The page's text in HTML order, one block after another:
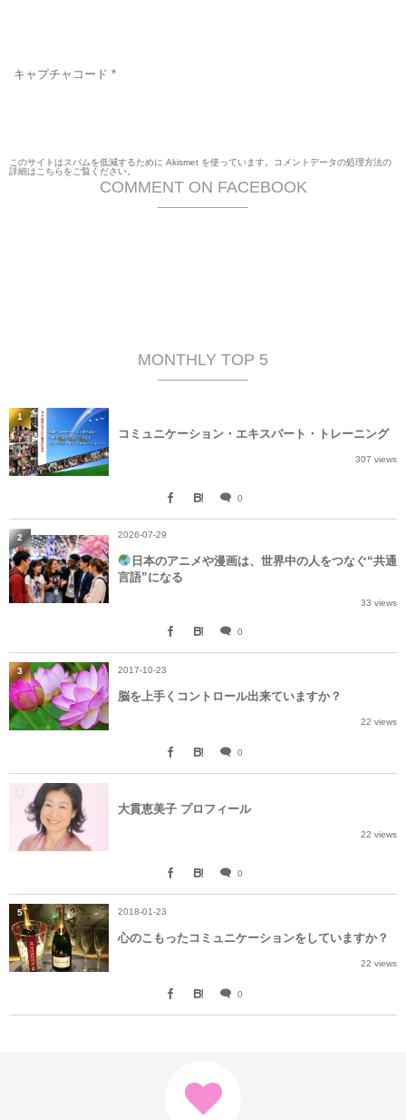
キャプチャコード *
このサイトはスパムを低減するために Akismet を使っています。 コメントデータの処理方法の
詳細はこちらをご覧ください
COMMENT ON FACEBOOK
MONTHLY TOP 5
コミュニケーション・エキスパート・トレーニング
307 views
0
1
2026-07-29
日本のアニメや漫画は、世界中の人をつなぐ“共通
言語”になる
33 views
0
2
2017-10-23
脳を上手くコントロール出来ていますか？
22 views
0
3
大貫恵美子 プロフィール
22 views
0
4
2018-01-23
心のこもったコミュニケーションをしていますか？
22 views
0
5